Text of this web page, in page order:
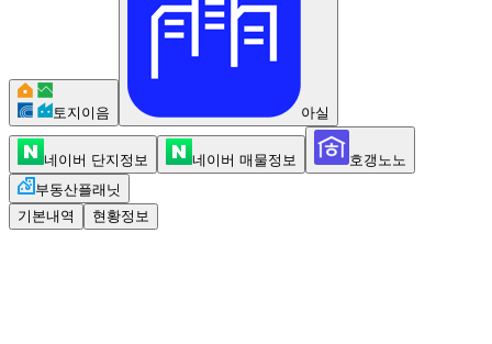
토지이음 아실
네이버 단지정보 네이버 매물정보
호갱노노
부동산플래닛
기본내역
현황정보